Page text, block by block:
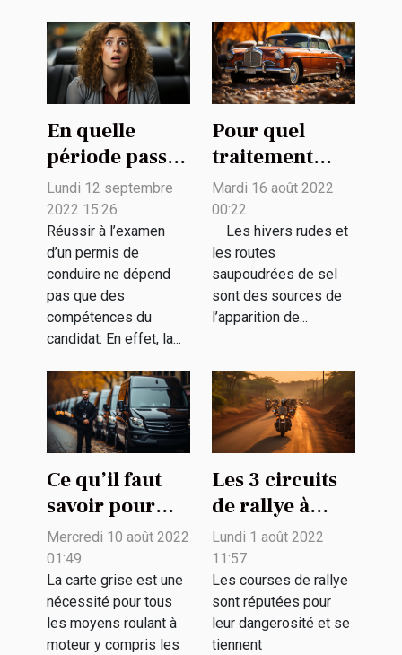
En quelle
période passer
le permis de
conduire pour
augmenter sa
chance de
réussir ?
Lundi 12 septembre
2022 15:26
Réussir à l’examen
d’un permis de
conduire ne dépend
pas que des
compétences du
candidat. En effet, la...
Pour quel
traitement
antirouille
pouvez-vous
opter ?
Mardi 16 août 2022
00:22
Les hivers rudes et
les routes
saupoudrées de sel
sont des sources de
l’apparition de...
Ce qu’il faut
savoir pour
établir une
carte grise au
nom d’un
véhicule
d’entreprise
Mercredi 10 août 2022
01:49
La carte grise est une
nécessité pour tous
les moyens roulant à
moteur y compris les
Les 3 circuits
de rallye à
moto les plus
populaires ?
Lundi 1 août 2022
11:57
Les courses de rallye
sont réputées pour
leur dangerosité et se
tiennent